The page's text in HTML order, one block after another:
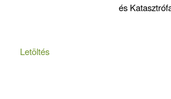
és
Letöltés